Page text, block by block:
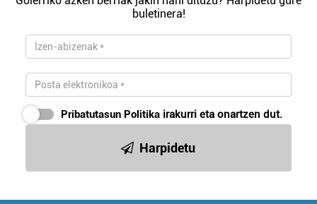
buletinera!
Pribatutasun Politika irakurri eta onartzen dut.
Harpidetu